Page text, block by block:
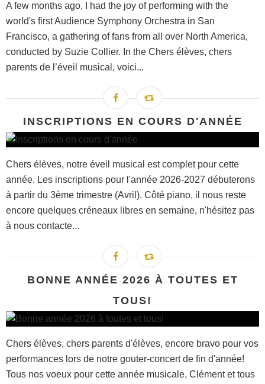
A few months ago, I had the joy of performing with the
world's first Audience Symphony Orchestra in San
Francisco, a gathering of fans from all over North America,
conducted by Suzie Collier. In the Chers élèves, chers
parents de l’éveil musical, voici...
INSCRIPTIONS EN COURS D'ANNÉE
Chers élèves, notre éveil musical est complet pour cette
année. Les inscriptions pour l'année 2026-2027 débuterons
à partir du 3ème trimestre (Avril). Côté piano, il nous reste
encore quelques créneaux libres en semaine, n'hésitez pas
à nous contacte...
BONNE ANNÉE 2026 À TOUTES ET
TOUS!
Chers élèves, chers parents d'élèves, encore bravo pour vos
performances lors de notre gouter-concert de fin d'année!
Tous nos voeux pour cette année musicale, Clément et tous